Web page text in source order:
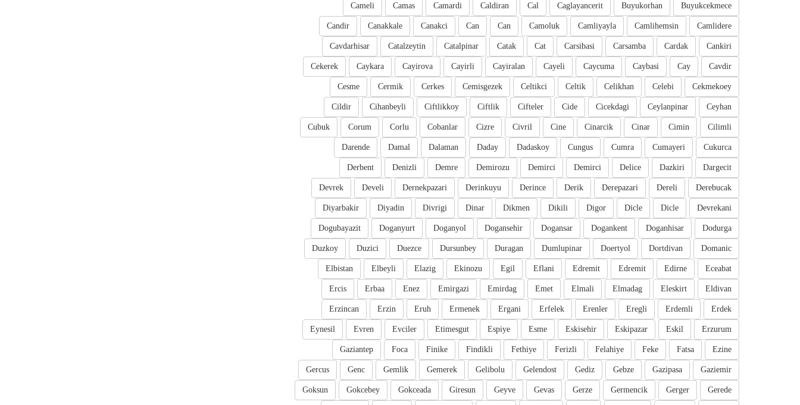
Buyukcekmece
Buyukorhan
Caglayancerit
Cal
Caldiran
Camardi
Camas
Cameli
Camlidere
Camlihemsin
Camliyayla
Camoluk
Can
Can
Canakci
Canakkale
Candir
Cankiri
Cardak
Carsamba
Carsibasi
Cat
Catak
Catalpinar
Catalzeytin
Cavdarhisar
Cavdir
Cay
Caybasi
Caycuma
Cayeli
Cayiralan
Cayirli
Cayirova
Caykara
Cekerek
Cekmekoey
Celebi
Celikhan
Celtik
Celtikci
Cemisgezek
Cerkes
Cermik
Cesme
Ceyhan
Ceylanpinar
Cicekdagi
Cide
Cifteler
Ciftlik
Ciftlikkoy
Cihanbeyli
Cildir
Cilimli
Cimin
Cinar
Cinarcik
Cine
Civril
Cizre
Cobanlar
Corlu
Corum
Cubuk
Cukurca
Cumayeri
Cumra
Cungus
Dadaskoy
Daday
Dalaman
Damal
Darende
Dargecit
Dazkiri
Delice
Demirci
Demirci
Demirozu
Demre
Denizli
Derbent
Derebucak
Dereli
Derepazari
Derik
Derince
Derinkuyu
Dernekpazari
Develi
Devrek
Devrekani
Dicle
Dicle
Digor
Dikili
Dikmen
Dinar
Divrigi
Diyadin
Diyarbakir
Dodurga
Doganhisar
Dogankent
Dogansar
Dogansehir
Doganyol
Doganyurt
Dogubayazit
Domanic
Dortdivan
Doertyol
Dumlupinar
Duragan
Dursunbey
Duezce
Duzici
Duzkoy
Eceabat
Edirne
Edremit
Edremit
Eflani
Egil
Ekinozu
Elazig
Elbeyli
Elbistan
Eldivan
Eleskirt
Elmadag
Elmali
Emet
Emirdag
Emirgazi
Enez
Erbaa
Ercis
Erdek
Erdemli
Eregli
Erenler
Erfelek
Ergani
Ermenek
Eruh
Erzin
Erzincan
Erzurum
Eskil
Eskipazar
Eskisehir
Esme
Espiye
Etimesgut
Evciler
Evren
Eynesil
Ezine
Fatsa
Feke
Felahiye
Ferizli
Fethiye
Findikli
Finike
Foca
Gaziantep
Gaziemir
Gazipasa
Gebze
Gediz
Gelendost
Gelibolu
Gemerek
Gemlik
Genc
Gercus
Gerede
Gerger
Germencik
Gerze
Gevas
Geyve
Giresun
Gokceada
Gokcebey
Goksun